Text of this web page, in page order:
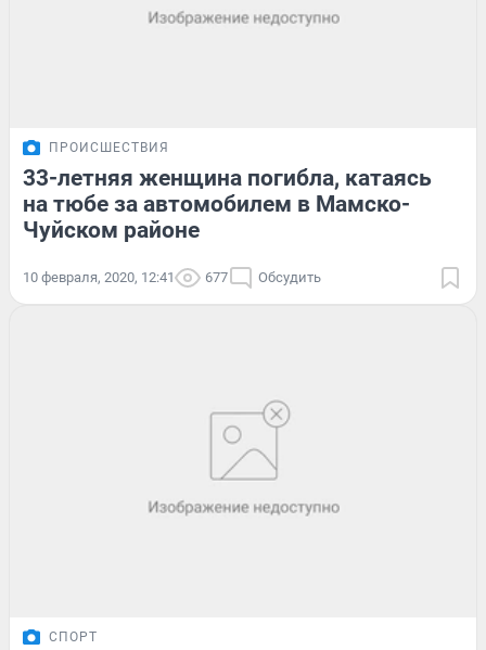
ПРОИСШЕСТВИЯ
33-летняя женщина погибла, катаясь
на тюбе за автомобилем в Мамско-
Чуйском районе
10 февраля, 2020, 12:41 677 Обсудить
СПОРТ